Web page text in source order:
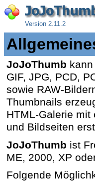
Version 2.11.2
JoJoThumb
GIF, JPG, PCD,
sowie RAW-
Thumbnails
HTML-Galerie
und Bildseiten
JoJoThumb ist
ME, 2000, XP
Folgende